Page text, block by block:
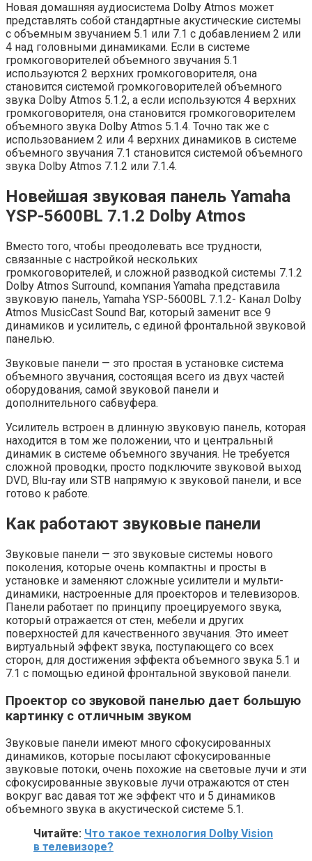
Новая домашняя аудиосистема Dolby Atmos может
представлять собой стандартные акустические системы
с объемным звучанием 5.1 или 7.1 с добавлением 2 или
4 над головными динамиками. Если в системе
громкоговорителей объемного звучания 5.1
используются 2 верхних громкоговорителя, она
становится системой громкоговорителей объемного
звука Dolby Atmos 5.1.2, а если используются 4 верхних
громкоговорителя, она становится громкоговорителем
объемного звука Dolby Atmos 5.1.4. Точно так же с
использованием 2 или 4 верхних динамиков в системе
объемного звучания 7.1 становится системой объемного
звука Dolby Atmos 7.1.2 или 7.1.4.
Новейшая звуковая панель Yamaha
YSP-5600BL 7.1.2 Dolby Atmos
Вместо того, чтобы преодолевать все трудности,
связанные с настройкой нескольких
громкоговорителей, и сложной разводкой системы 7.1.2
Dolby Atmos Surround, компания Yamaha представила
звуковую панель, Yamaha YSP-5600BL 7.1.2- Канал Dolby
Atmos MusicCast Sound Bar, который заменит все 9
динамиков и усилитель, с единой фронтальной звуковой
панелью.
Звуковые панели — это простая в установке система
объемного звучания, состоящая всего из двух частей
оборудования, самой звуковой панели и
дополнительного сабвуфера.
Усилитель встроен в длинную звуковую панель, которая
находится в том же положении, что и центральный
динамик в системе объемного звучания. Не требуется
сложной проводки, просто подключите звуковой выход
DVD, Blu-ray или STB напрямую к звуковой панели, и все
готово к работе.
Как работают звуковые панели
Звуковые панели — это звуковые системы нового
поколения, которые очень компактны и просты в
установке и заменяют сложные усилители и мульти-
динамики, настроенные для проекторов и телевизоров.
Панели работает по принципу проецируемого звука,
который отражается от стен, мебели и других
поверхностей для качественного звучания. Это имеет
виртуальный эффект звука, поступающего со всех
сторон, для достижения эффекта объемного звука 5.1 и
7.1 с помощью единой фронтальной звуковой панели.
Проектор со звуковой панелью дает большую
картинку с отличным звуком
Звуковые панели имеют много сфокусированных
динамиков, которые посылают сфокусированные
звуковые потоки, очень похожие на световые лучи и эти
сфокусированные звуковые лучи отражаются от стен
вокруг вас давая тот же эффект что и 5 динамиков
объемного звука в акустической системе 5.1.
Читайте: Что такое технология Dolby Vision
в телевизоре?